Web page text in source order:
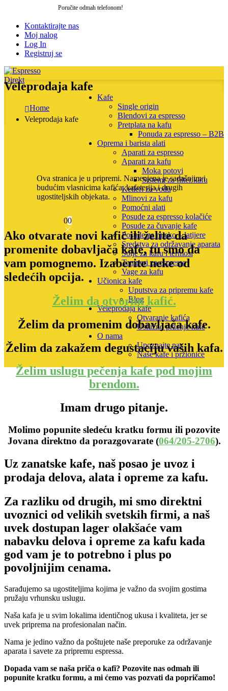
Poručite odmah telefonom!
Kontaktirajte nas
Moj nalog
Log In
Registruj se
Kafe
Single origin
Blendovi za espresso
Pretplata na kafu
Ponuda za espresso – B2B
Oprema i barista alati
Aparati za espresso
Aparati za kafu
Moka potovi
Sistemi za filter kafu
Ketleri za vodu
Mlinovi za kafu
Pomoćni alati
Posude za espresso kolačiće
Posude za čuvanje kafe
Posude za mleko – latijere
Sredstva za održavanje aparata
Šolje za kafu i termosi
Tamperi za espresso
Vage za kafu
Učionica kafe
Uputstva za pripremu kafe
Blog
Veleprodaja kafe
Otvaranje kafića
Uslužno prženje kafe
O nama
Upoznajte nas
Naše kafe i pržionice
0
0
Veleprodaja kafe
Home
Veleprodaja kafe
Ova stranica je u pripremi. Namenjena je sadašnjim i
budućim vlasnicima kafića, kafeterija i drugih
ugostiteljskih objekata.
Ako otvarate novi kafić ili želite da
promenite dobavljača kafe, tu smo da
vam pomognemo. Izaberite neke od
sledećih opcija.
Želim da otvorim kafić.
Želim da promenim dobavljača kafe.
Želim da zakažem degustaciju vaših kafa.
Želim uslugu pečenja kafe pod mojim
brendom.
Imam drugo pitanje.
Molimo popunite sledeću kratku formu ili pozovite
Jovana direktno da porazgovarate (064/205-2706).
Uz zanatske kafe, naš posao je uvoz i
prodaja delova, alata i opreme za kafu.
Za razliku od drugih, mi smo direktni
uvoznici od velikih svetskih firmi, a naš
uvek dostupan lager olakšaće vam
nabavku delova i opreme za kafu kada
god vam je to potrebno i plus po
povoljnijim cenama.
Sarađujemo sa ugostiteljima kojima je važno da svojim gostima
pružaju vrhunsku uslugu.
Naša kafa je u svim lokalima identičnog ukusa i kvaliteta, jer se
uvek priprema na profesionalan način.
Nama je jedino važno da poštujete naše preporuke za održavanje
aparata i savete za pripremu espressa.
Dopada vam se naša priča o kafi? Pozovite nas odmah ili
popunite kratku formu, a mi ćemo vas pozvati da popričamo!